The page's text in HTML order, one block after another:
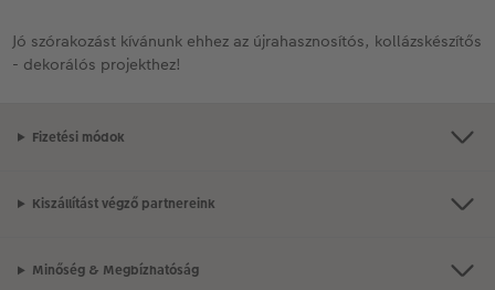
Jó szórakozást kívánunk ehhez az újrahasznosítós, kollázskészítős
- dekorálós projekthez!
Fizetési módok
Kiszállítást végző partnereink
Minőség & Megbízhatóság